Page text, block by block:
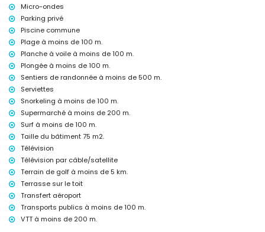
service d'aéroport
Divertissements et activités de loisirs pour vos vacances à San
Juan de los Terreros, Andalousie
bar et promenade (à moins de 500 mètres de la maison)
parc aquatique (Agua Vera) (à moins de 10 kilomètres de la maison)
Sites et culture à San Juan de los Terreros, Andalousie
ruine (à moins de 1000 mètres de l'hébergement)
château (Château San Juan de los Terreros), monument (La Geoda)
et site historique (à moins de 5 kilomètres de l'hébergement)
musée (Aguilas), église (Aguilas) et bâtiment architectural (à moins
Sports
randonnée, VTT, cyclisme, canoë, plongée, snorkeling, surf et planche
à voile (à moins de 1000 mètres de la maison)
golf (Aguilon Golf) (à moins de 5 kilomètres de la maison)
Micro-ondes
Parking privé
Piscine commune
Plage à moins de 100 m.
Planche à voile à moins de 100 m.
Plongée à moins de 100 m.
Sentiers de randonnée à moins de 500 m.
Serviettes
Snorkeling à moins de 100 m.
Supermarché à moins de 200 m.
Surf à moins de 100 m.
Taille du bâtiment 75 m2.
Télévision
Télévision par câble/satellite
Terrain de golf à moins de 5 km.
Terrasse sur le toit
Transfert aéroport
Transports publics à moins de 100 m.
VTT à moins de 200 m.